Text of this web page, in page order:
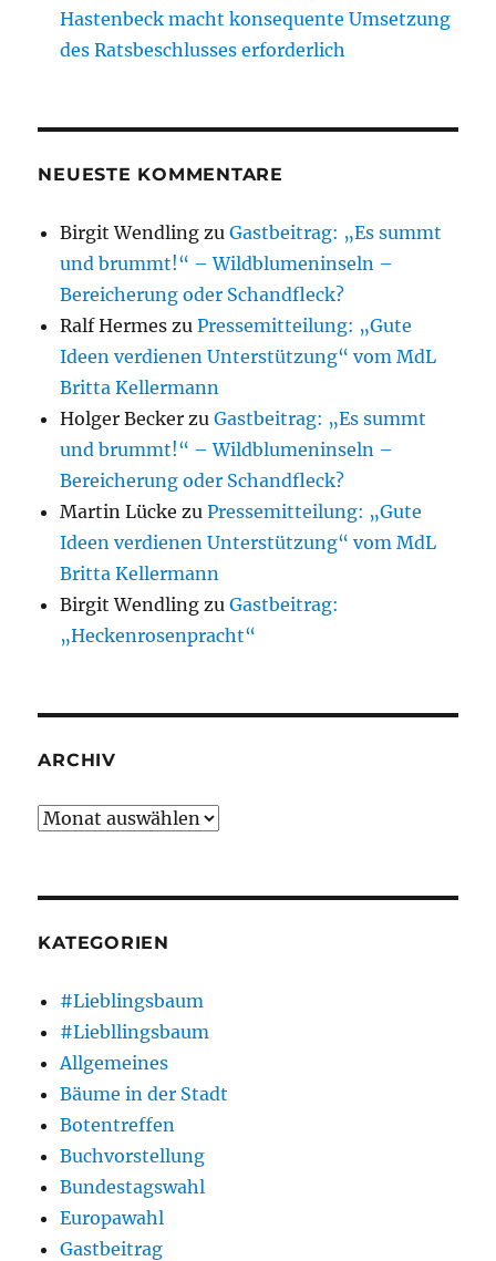
Hastenbeck macht konsequente Umsetzung
des Ratsbeschlusses erforderlich
NEUESTE KOMMENTARE
Birgit Wendling zuGastbeitrag: „Es summt
und brummt!“ – Wildblumeninseln –
Bereicherung oder Schandfleck?
Ralf Hermes zuPressemitteilung: „Gute
Ideen verdienen Unterstützung“ vom MdL
Britta Kellermann
Holger Becker zuGastbeitrag: „Es summt
und brummt!“ – Wildblumeninseln –
Bereicherung oder Schandfleck?
Martin Lücke zuPressemitteilung: „Gute
Ideen verdienen Unterstützung“ vom MdL
Britta Kellermann
Birgit Wendling zuGastbeitrag:
„Heckenrosenpracht“
ARCHIV
Archiv
KATEGORIEN
#Lieblingsbaum
#Liebllingsbaum
Allgemeines
Bäume in der Stadt
Botentreffen
Buchvorstellung
Bundestagswahl
Europawahl
Gastbeitrag